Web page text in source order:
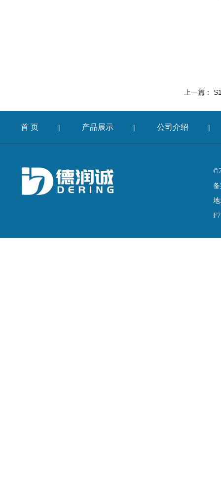
上一篇：
首 页 | 产品展示 | 公司介绍 |
备